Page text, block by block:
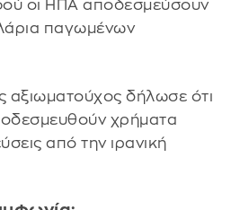
οι ΗΠΑ αποδεσμεύσουν
παγωμένων
αξιωματούχος δήλωσε ότι
χρήματα
από την ιρανική